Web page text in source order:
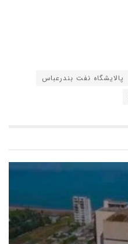
پالایشگاه نفت بندرعباس